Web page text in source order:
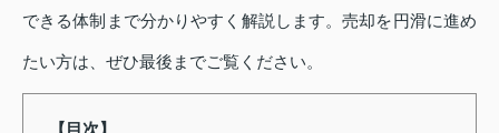
できる体制まで分かりやすく解説します。売却を円滑に進め
たい方は、ぜひ最後までご覧ください。
【目次】